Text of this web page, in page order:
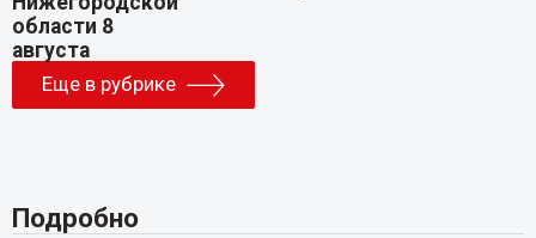
Еще в рубрике
Подробно